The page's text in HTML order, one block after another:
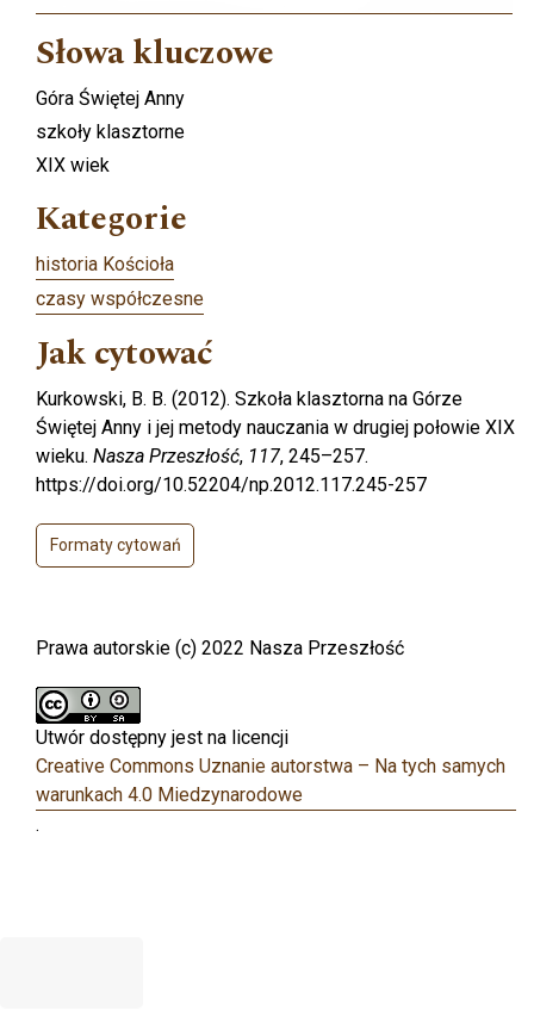
Słowa kluczowe
Góra Świętej Anny
szkoły klasztorne
XIX wiek
Kategorie
historia Kościoła
czasy współczesne
Jak cytować
Kurkowski, B. B. (2012). Szkoła klasztorna na Górze
Świętej Anny i jej metody nauczania w drugiej połowie XIX
wieku. Nasza Przeszłość, 117, 245–257.
https://doi.org/10.52204/np.2012.117.245-257
Formaty cytowań
Prawa autorskie (c) 2022 Nasza Przeszłość
Utwór dostępny jest na licencji
Creative Commons Uznanie autorstwa – Na tych samych
warunkach 4.0 Miedzynarodowe
.